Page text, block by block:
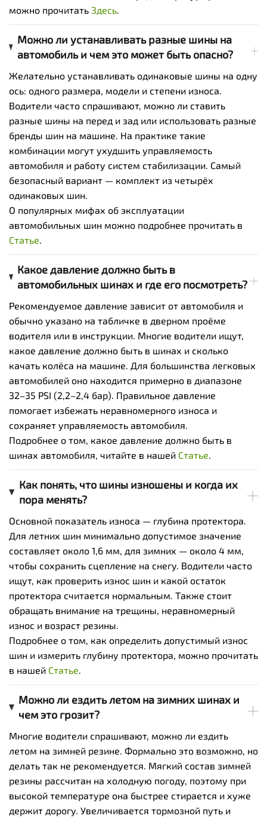
можно прочитать Здесь.
Можно ли устанавливать разные шины на
автомобиль и чем это может быть опасно?
Желательно устанавливать одинаковые шины на одну
ось: одного размера, модели и степени износа.
Водители часто спрашивают, можно ли ставить
разные шины на перед и зад или использовать разные
бренды шин на машине. На практике такие
комбинации могут ухудшить управляемость
автомобиля и работу систем стабилизации. Самый
безопасный вариант — комплект из четырёх
одинаковых шин.
О популярных мифах об эксплуатации
автомобильных шин можно подробнее прочитать в
Статье.
Какое давление должно быть в
автомобильных шинах и где его посмотреть?
Рекомендуемое давление зависит от автомобиля и
обычно указано на табличке в дверном проёме
водителя или в инструкции. Многие водители ищут,
какое давление должно быть в шинах и сколько
качать колёса на машине. Для большинства легковых
автомобилей оно находится примерно в диапазоне
32–35 PSI (2,2–2,4 бар). Правильное давление
помогает избежать неравномерного износа и
сохраняет управляемость автомобиля.
Подробнее о том, какое давление должно быть в
шинах автомобиля, читайте в нашей Статье.
Как понять, что шины изношены и когда их
пора менять?
Основной показатель износа — глубина протектора.
Для летних шин минимально допустимое значение
составляет около 1,6 мм, для зимних — около 4 мм,
чтобы сохранить сцепление на снегу. Водители часто
ищут, как проверить износ шин и какой остаток
протектора считается нормальным. Также стоит
обращать внимание на трещины, неравномерный
износ и возраст резины.
Подробнее о том, как определить допустимый износ
шин и измерить глубину протектора, можно прочитать
в нашей Статье.
Можно ли ездить летом на зимних шинах и
чем это грозит?
Многие водители спрашивают, можно ли ездить
летом на зимней резине. Формально это возможно, но
делать так не рекомендуется. Мягкий состав зимней
резины рассчитан на холодную погоду, поэтому при
высокой температуре она быстрее стирается и хуже
держит дорогу. Увеличивается тормозной путь и